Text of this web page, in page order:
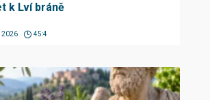
k Lví bráně
2026 45:4